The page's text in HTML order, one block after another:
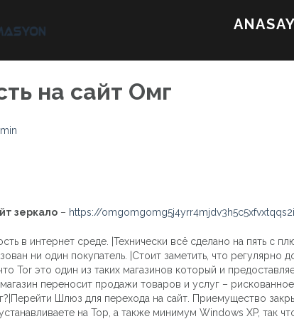
на сайт Омг
зеркало – https://
в интернет среде. |Технически всё сделано на пять
ни один покупатель. |Стоит заметить, что
Tor это один из таких магазинов который и
переносит продажи товаров и услуг –
Шлюз для перехода на сайт. Приемущество
на Тор, а также минимум Windows XP, так